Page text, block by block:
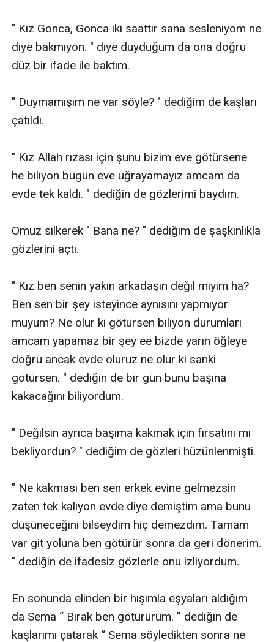
" Kız Gonca, Gonca iki saattir sana sesleniyom ne
diye bakmıyon. " diye duyduğum da ona doğru
düz bir ifade ile baktım.
" Duymamışım ne var söyle? " dediğim de kaşları
çatıldı.
" Kız Allah rızası için şunu bizim eve götürsene
he biliyon bugün eve uğrayamayız amcam da
evde tek kaldı. " dediğin de gözlerimi baydım.
Omuz silkerek " Bana ne? " dediğim de şaşkınlıkla
gözlerini açtı.
" Kız ben senin yakın arkadaşın değil miyim ha?
Ben sen bir şey isteyince aynısını yapmıyor
muyum? Ne olur ki götürsen biliyon durumları
amcam yapamaz bir şey ee bizde yarın öğleye
doğru ancak evde oluruz ne olur ki sanki
götürsen. " dediğin de bir gün bunu başına
kakacağını biliyordum.
" Değilsin ayrıca başıma kakmak için fırsatını mı
bekliyordun? " dediğim de gözleri hüzünlenmişti.
" Ne kakması ben sen erkek evine gelmezsin
zaten tek kalıyon evde diye demiştim ama bunu
düşüneceğini bilseydim hiç demezdim. Tamam
var git yoluna ben götürür sonra da geri dönerim.
" dediğin de ifadesiz gözlerle onu izliyordum.
En sonunda elinden bir hışımla eşyaları aldığım
da Sema “ Bırak ben götürürüm. ” dediğin de
kaşlarımı çatarak “ Sema söyledikten sonra ne